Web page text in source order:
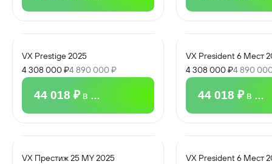
VX Prestige 2025
4 308 000 ₽4 890 000 ₽
44 018 ₽ в месяц
VX President 6 Мест
4 308 000 ₽4 890
44 018 ₽ в
VX Престиж 25 MY 2025
VX President 6 Мест